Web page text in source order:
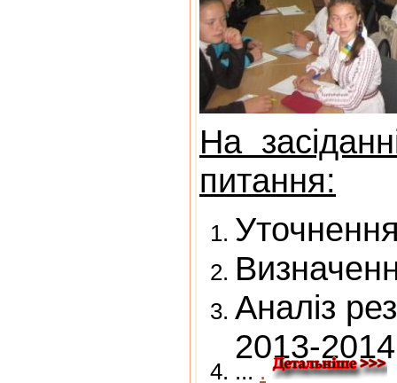
На
питання:
Аналіз
2013-
... .